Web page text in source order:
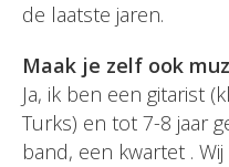
de laatste jaren.
Maak je zelf ook
Ja, ik ben een gitarist
Turks) en tot 7-8 jaar
band, een kwartet .